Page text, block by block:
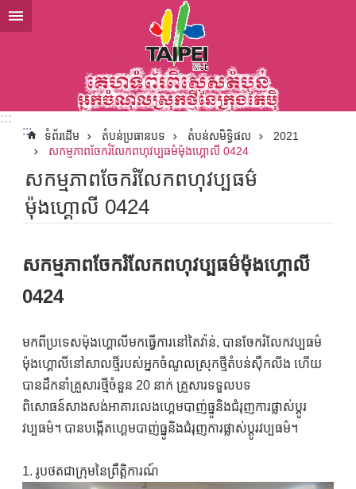
ទៅកាន់មាតិកាប្លុកមាតិកាសំខាន់
:::
:::
ទំព័រដើម តំបន់ប្រធានបទ តំបន់សមិទ្ធិផល
2021
សកម្មភាពចែករំលែកពហុវប្បធម៌ម៉ុងហ្គោលី 0424
សកម្មភាពចែករំលែកពហុវប្បធម៌
ម៉ុងហ្គោលី 0424
សកម្មភាពចែករំលែកពហុវប្បធម៌ម៉ុងហ្គោលី
0424
មកពីប្រទេសម៉ុងហ្គោលីមកធ្វើការនៅតៃវ៉ាន់, បានចែករំលែកវប្បធម៌
ម៉ុងហ្គោលីនៅសាលថ្មីរបស់អ្នកចំណូលស្រុកថ្មីតំបន់ស៊ឹកលីង ហើយ
បានដឹកនាំគ្រួសារថ្មីចំនួន 20 នាក់ គ្រួសារទទួលបទ
ពិសោធន៍សាងសង់អាគារលេងហ្គេមបាញ់ធ្នូនិងជំរុញការផ្លាស់ប្តូរ
វប្បធម៌។ បានបង្កើតហ្គេមបាញ់ធ្នូនិងជំរុញការផ្លាស់ប្តូរវប្បធម៌។
1. រូបថតជាក្រុមនៃព្រឹត្តិការណ៍